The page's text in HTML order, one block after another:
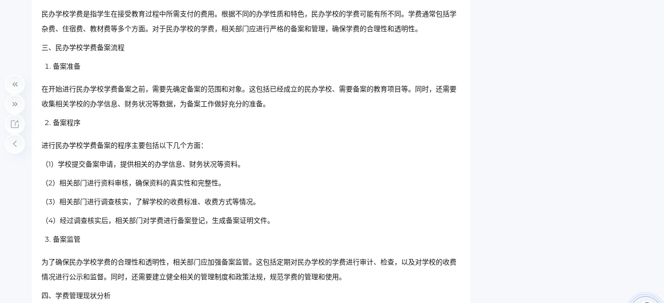
民办学校学费是指学生在接受教育过程中所需支付的费用。根据不同的办学性质和特色，民办学校的学费可能有所不同。学费通常包括学
杂费、住宿费、教材费等多个方面。对于民办学校的学费，相关部门应进行严格的备案和管理，确保学费的合理性和透明性。
三、民办学校学费备案流程
备案准备
在开始进行民办学校学费备案之前，需要先确定备案的范围和对象。这包括已经成立的民办学校、需要备案的教育项目等。同时，还需要
收集相关学校的办学信息、财务状况等数据，为备案工作做好充分的准备。
备案程序
进行民办学校学费备案的程序主要包括以下几个方面：
（1）学校提交备案申请，提供相关的办学信息、财务状况等资料。
（2）相关部门进行资料审核，确保资料的真实性和完整性。
（3）相关部门进行调查核实，了解学校的收费标准、收费方式等情况。
（4）经过调查核实后，相关部门对学费进行备案登记，生成备案证明文件。
备案监管
为了确保民办学校学费的合理性和透明性，相关部门应加强备案监管。这包括定期对民办学校的学费进行审计、检查，以及对学校的收费
情况进行公示和监督。同时，还需要建立健全相关的管理制度和政策法规，规范学费的管理和使用。
四、学费管理现状分析